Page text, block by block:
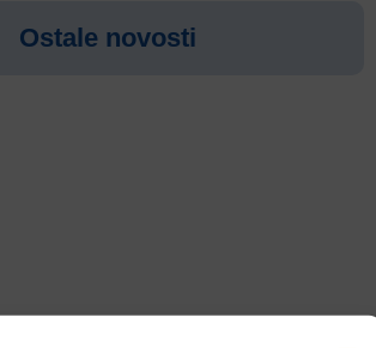
Ostale novosti